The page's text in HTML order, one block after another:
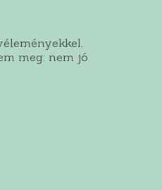
meg: nem jó